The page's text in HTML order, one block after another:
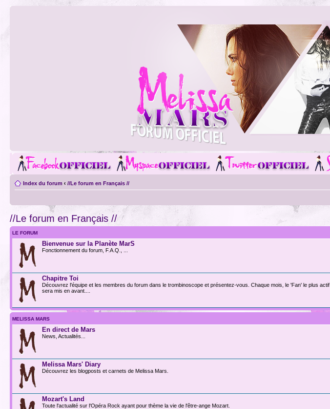
Index du forum ‹ //Le forum en Français //
//Le forum en Français //
LE FORUM
Bienvenue sur la Planète MarS
Fonctionnement du forum, F.A.Q., ...
Chapitre Toi
Découvrez l'équipe et les membres du forum dans le trombinoscope et présentez-vous. Chaque mois, le 'Fan' le plus actif
sera mis en avant....
MELISSA MARS
En direct de Mars
News, Actualités...
Melissa Mars' Diary
Découvrez les blogposts et carnets de Melissa Mars.
Mozart's Land
Toute l'actualité sur l'Opéra Rock ayant pour thème la vie de l'être-ange Mozart.